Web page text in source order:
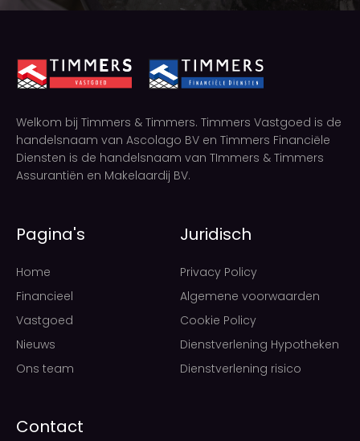
Welkom bij Timmers & Timmers. Timmers Vastgoed is de
handelsnaam van Ascolago BV en Timmers Financiële
Diensten is de handelsnaam van TImmers & Timmers
Assurantiën en Makelaardij BV.
Pagina's
Home
Financieel
Vastgoed
Nieuws
Ons team
Juridisch
Privacy Policy
Algemene voorwaarden
Cookie Policy
Dienstverlening Hypotheken
Dienstverlening risico
Contact